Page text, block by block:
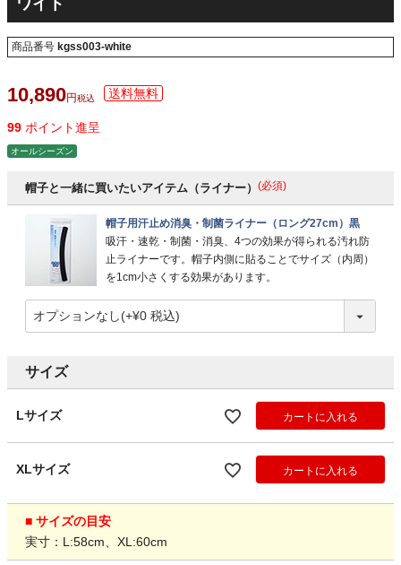
ワイト
商品番号 kgss003-white
10,890 税込
99 ポイント進呈
オールシーズン
帽子と一緒に買いたいアイテム（ライナー） (必須)
帽子用汗止め消臭・制菌ライナー（ロング27cm）黒
吸汗・速乾・制菌・消臭、4つの効果が得られる汚れ防
止ライナーです。帽子内側に貼ることでサイズ（内周）
を1cm小さくする効果があります。
サイズ
Lサイズ カートに入れる
XLサイズ カートに入れる
■ サイズの目安
実寸：L:58cm、XL:60cm